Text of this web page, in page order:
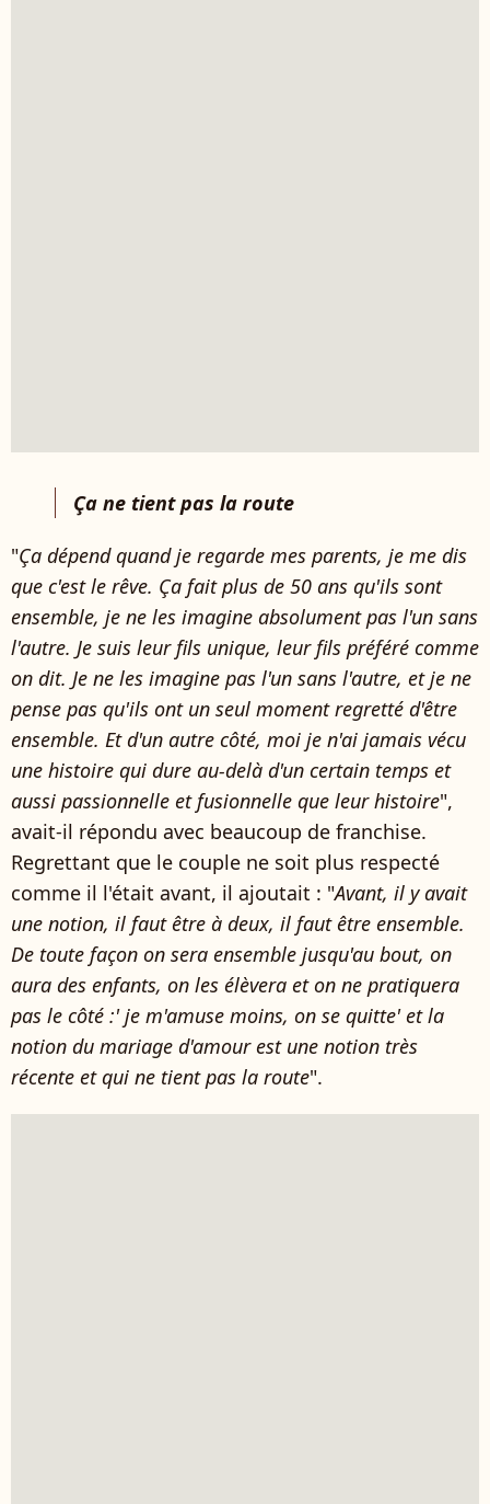
Ça ne tient pas la route
"Ça dépend quand je regarde mes parents, je me dis
que c'est le rêve. Ça fait plus de 50 ans qu'ils sont
ensemble, je ne les imagine absolument pas l'un sans
l'autre. Je suis leur fils unique, leur fils préféré comme
on dit. Je ne les imagine pas l'un sans l'autre, et je ne
pense pas qu'ils ont un seul moment regretté d'être
ensemble. Et d'un autre côté, moi je n'ai jamais vécu
une histoire qui dure au-delà d'un certain temps et
aussi passionnelle et fusionnelle que leur histoire",
avait-il répondu avec beaucoup de franchise.
Regrettant que le couple ne soit plus respecté
comme il l'était avant, il ajoutait : "Avant, il y avait
une notion, il faut être à deux, il faut être ensemble.
De toute façon on sera ensemble jusqu'au bout, on
aura des enfants, on les élèvera et on ne pratiquera
pas le côté :' je m'amuse moins, on se quitte' et la
notion du mariage d'amour est une notion très
récente et qui ne tient pas la route".